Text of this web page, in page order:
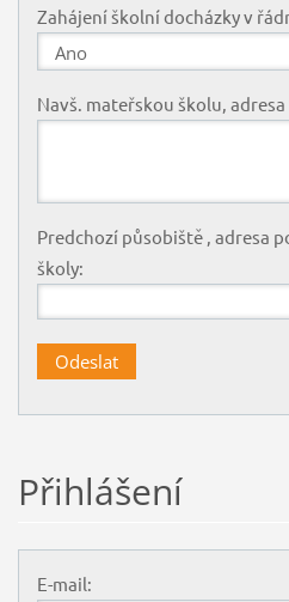
Zahájení školní docházky v
Navš. mateřskou školu, adresa
Predchozí působiště , adresa
školy:
Přihlášení
E-mail: